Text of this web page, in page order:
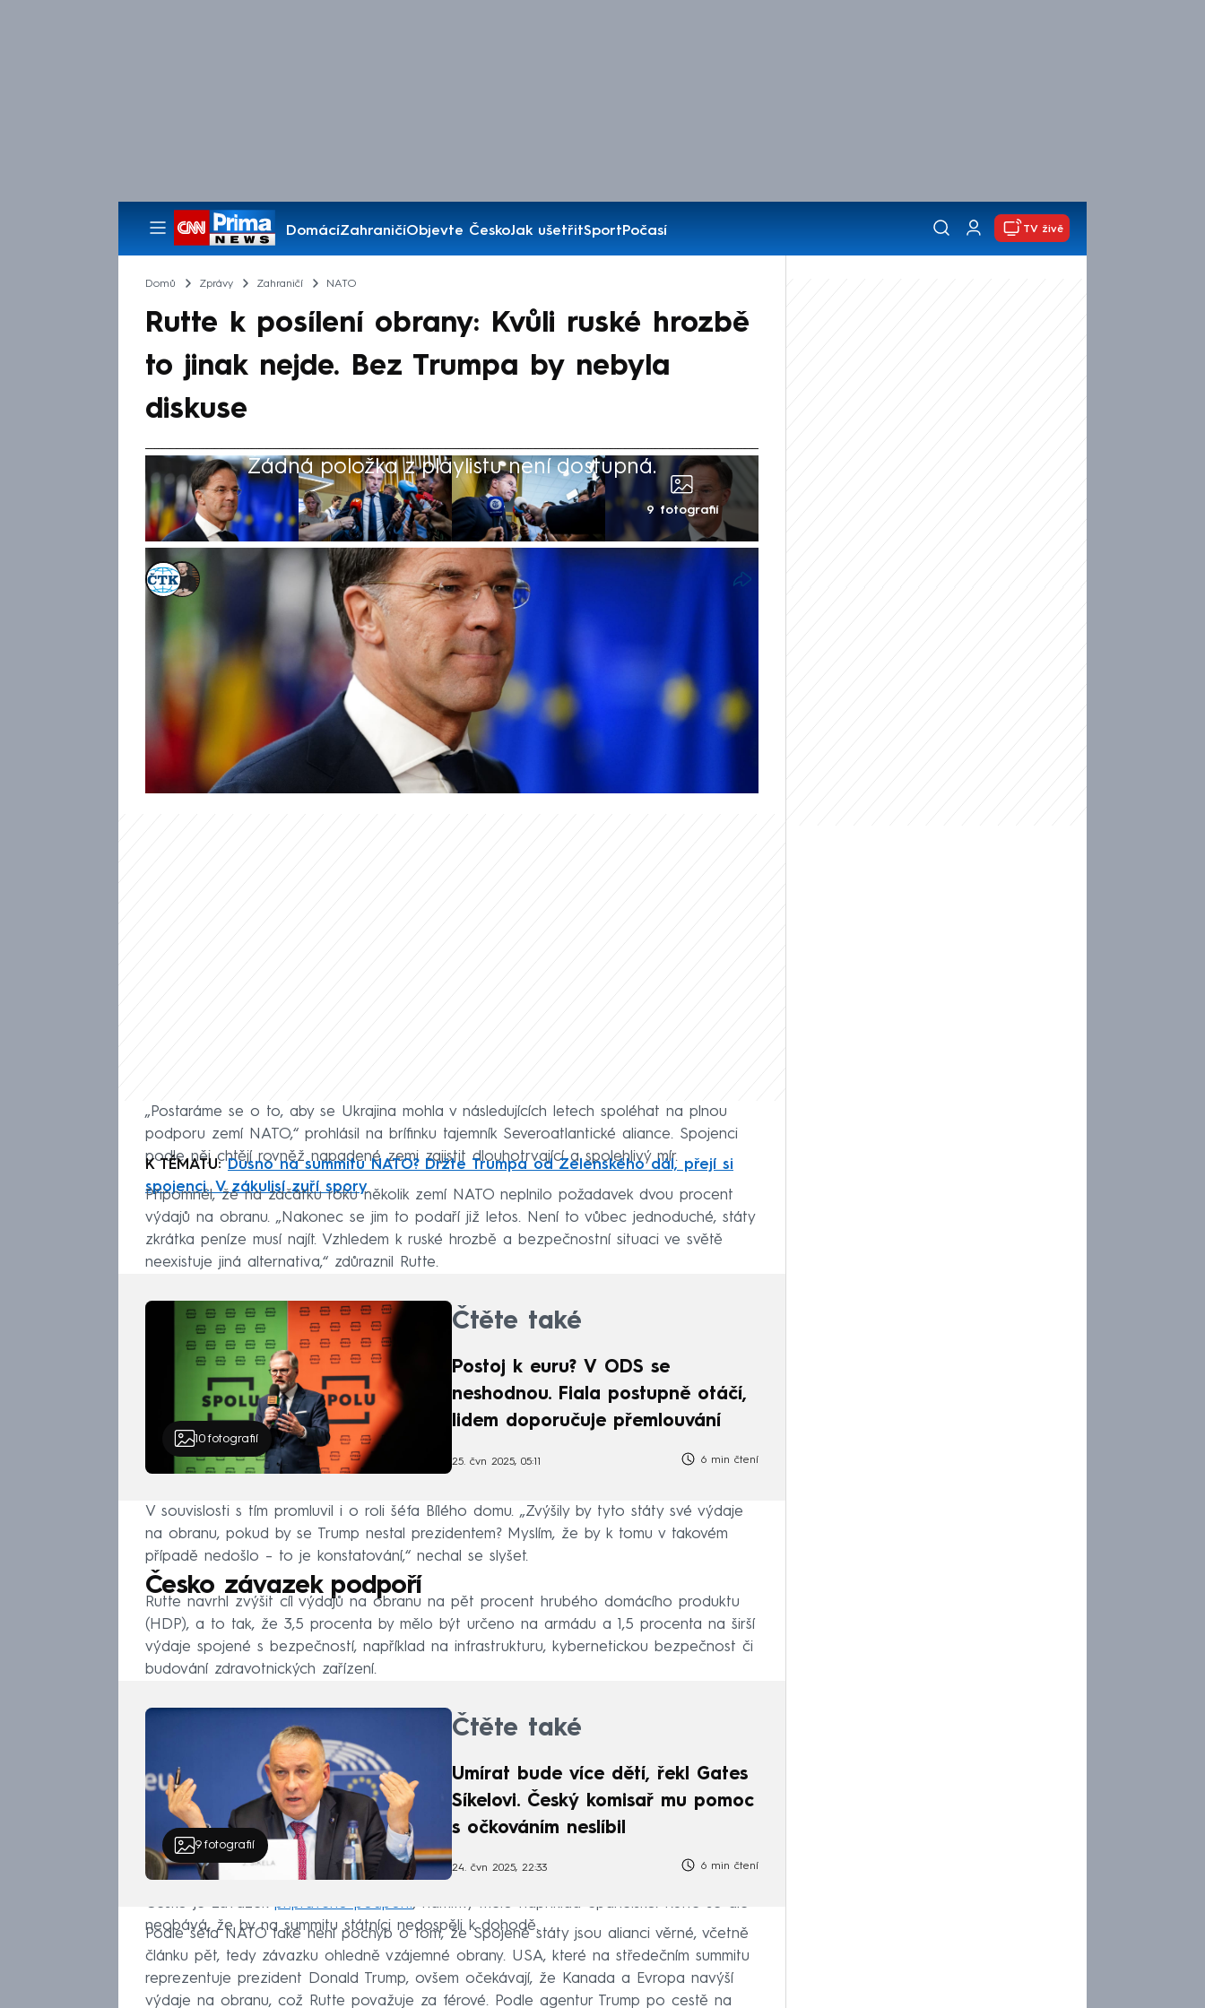
DomácíZahraničíObjevte ČeskoJak ušetřitSportPočasí
Pořady
TV živě
Domů Zprávy Zahraničí NATO
Rutte k posílení obrany: Kvůli ruské hrozbě
to jinak nejde. Bez Trumpa by nebyla
diskuse
Žádná položka z playlistu není dostupná.
9 fotografií
ČTK
Marek Pausz
Akt. 25. čvn 2025, 09:28
• 25. čvn 2025, 08:32
Podle generálního tajemníka NATO Marka Rutteho neexistuje jiná
alternativa než zvýšení výdajů na obranu. „Důvodem je nejen hrozba
ze strany Ruska, ale i bezpečnostní situace ve světě,“ řekl tajemník na
tiskové konferenci před začátkem jednání členských států. Zmínil také
roli amerického prezidenta Donalda Trumpa. Díky jeho nástupu do
úřadu prý země, které neplnily závazek dvou procent HDP na obranu,
začaly reagovat.
„Postaráme se o to, aby se Ukrajina mohla v následujících letech spoléhat na plnou
podporu zemí NATO,“ prohlásil na brífinku tajemník Severoatlantické aliance. Spojenci
podle něj chtějí rovněž napadené zemi zajistit dlouhotrvající a spolehlivý mír.
K TÉMATU:Dusno na summitu NATO? Držte Trumpa od Zelenského dál, přejí si
spojenci. V zákulisí zuří spory
Připomněl, že na začátku roku několik zemí NATO neplnilo požadavek dvou procent
výdajů na obranu. „Nakonec se jim to podaří již letos. Není to vůbec jednoduché, státy
zkrátka peníze musí najít. Vzhledem k ruské hrozbě a bezpečnostní situaci ve světě
neexistuje jiná alternativa,“ zdůraznil Rutte.
10fotografií
Čtěte také
Postoj k euru? V ODS se
neshodnou. Fiala postupně otáčí,
lidem doporučuje přemlouvání
25. čvn 2025, 05:11 6 min čtení
V souvislosti s tím promluvil i o roli šéfa Bílého domu. „Zvýšily by tyto státy své výdaje
na obranu, pokud by se Trump nestal prezidentem? Myslím, že by k tomu v takovém
případě nedošlo – to je konstatování,“ nechal se slyšet.
Česko závazek podpoří
Rutte navrhl zvýšit cíl výdajů na obranu na pět procent hrubého domácího produktu
(HDP), a to tak, že 3,5 procenta by mělo být určeno na armádu a 1,5 procenta na širší
výdaje spojené s bezpečností, například na infrastrukturu, kybernetickou bezpečnost či
budování zdravotnických zařízení.
9fotografií
Čtěte také
Umírat bude více dětí, řekl Gates
Síkelovi. Český komisař mu pomoc
s očkováním neslíbil
24. čvn 2025, 22:33 6 min čtení
Česko je závazek připraveno podpořit, námitky mělo například Španělsko. Rutte se ale
neobává, že by na summitu státníci nedospěli k dohodě.
Podle šéfa NATO také není pochyb o tom, že Spojené státy jsou alianci věrné, včetně
článku pět, tedy závazku ohledně vzájemné obrany. USA, které na středečním summitu
reprezentuje prezident Donald Trump, ovšem očekávají, že Kanada a Evropa navýší
výdaje na obranu, což Rutte považuje za férové. Podle agentur Trump po cestě na